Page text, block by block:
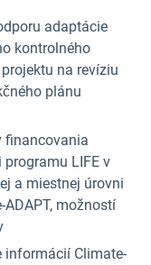
adaptácie
kontrolného
na revíziu
plánu
financovania
LIFE v
a miestnej úrovni
možností
informácií Climate-